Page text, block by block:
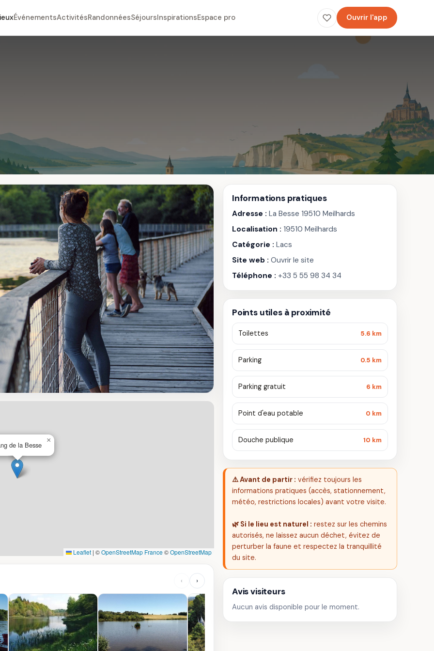
ÉvénementsActivitésRandonnéesSéjoursInspirationsEspace pro Ouvrir l'app
de la Besse
×
Leaflet | ©OpenStreetMap France©OpenStreetMap
‹ ›
Informations pratiques
Adresse : La Besse 19510 Meilhards
Localisation : 19510 Meilhards
Catégorie : Lacs
Site web : Ouvrir le site
Téléphone : +33 5 55 98 34 34
Points utiles à proximité
Toilettes 5.6 km
Parking 0.5 km
Parking gratuit 6 km
Point d'eau potable 0 km
Douche publique 10 km
⚠️ Avant de partir : vérifiez toujours les
informations pratiques (accès, stationnement,
météo, restrictions locales) avant votre visite.
🌿 Si le lieu est naturel : restez sur les chemins
autorisés, ne laissez aucun déchet, évitez de
perturber la faune et respectez la tranquillité
du site.
Avis visiteurs
Aucun avis disponible pour le moment.